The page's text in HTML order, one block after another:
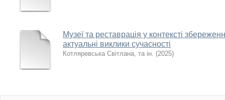
Музеї та реставрація у контексті
актуальні виклики сучасності
Котляревська Світлана, та ін. (2025)